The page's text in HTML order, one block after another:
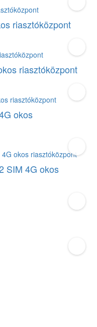
riasztóközpont
riasztóközpont
okos
SIM 4G okos